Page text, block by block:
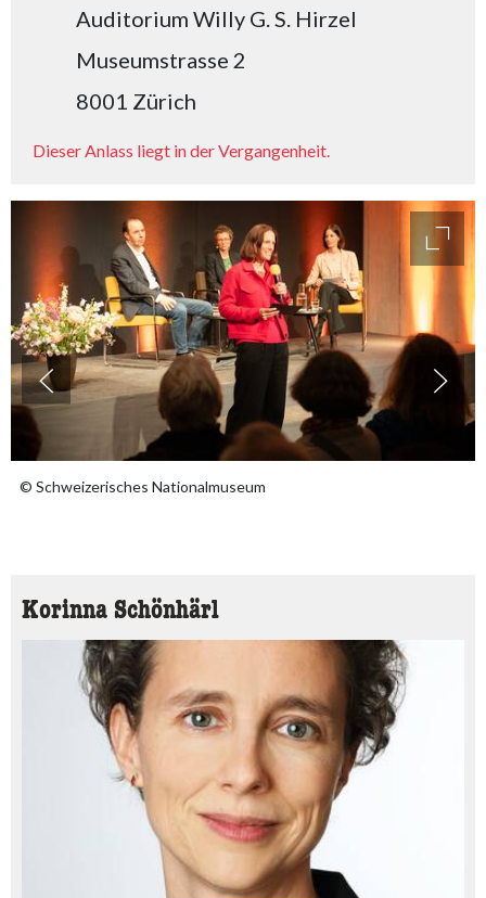
Auditorium Willy G. S. Hirzel
Museumstrasse 2
8001 Zürich
Dieser Anlass liegt in der Vergangenheit.
© Schweizerisches Nationalmuseum
Korinna Schönhärl